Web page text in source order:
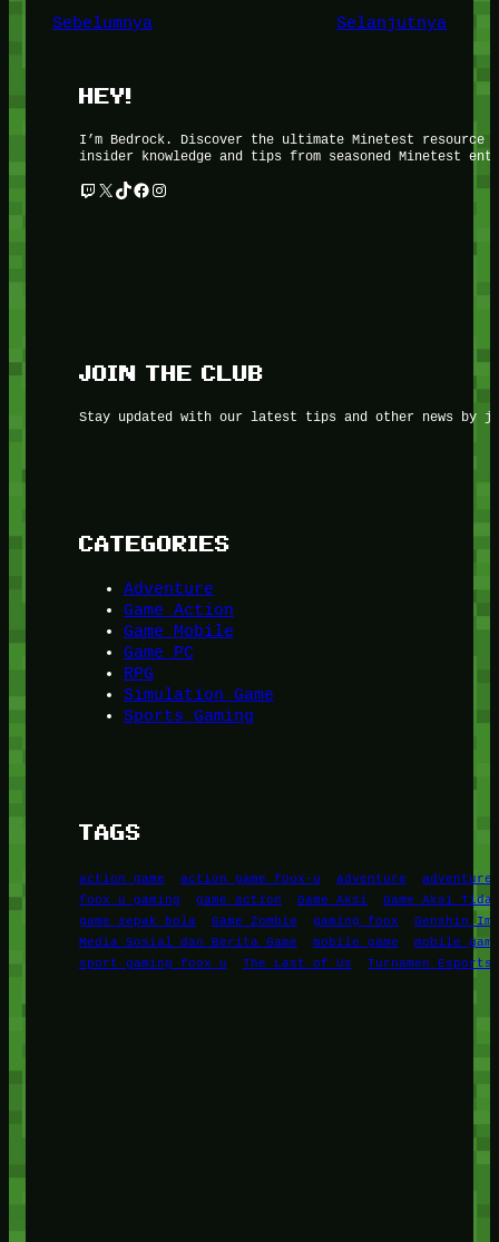
Sebelumnya Selanjutnya
HEY!
I’m Bedrock. Discover the ultimate Minetest
insider knowledge and tips from seasoned Minetest
Twitch X TikTok Facebook Instagram
JOIN THE CLUB
Stay updated with our latest tips and other news by
CATEGORIES
Adventure
Game Action
Game Mobile
Game PC
RPG
Simulation Game
Sports Gaming
TAGS
action game action game foox-u adventure
adventure
foox u gaming
game action Game Aksi
Game Aksi Tidak
game sepak bola
Game Zombie gaming foox
Genshin
Media Sosial dan Berita Game
mobile game
mobile
sport gaming foox u
The Last of Us Turnamen Esports